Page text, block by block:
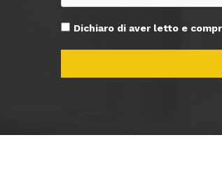
Dichiaro di aver letto e